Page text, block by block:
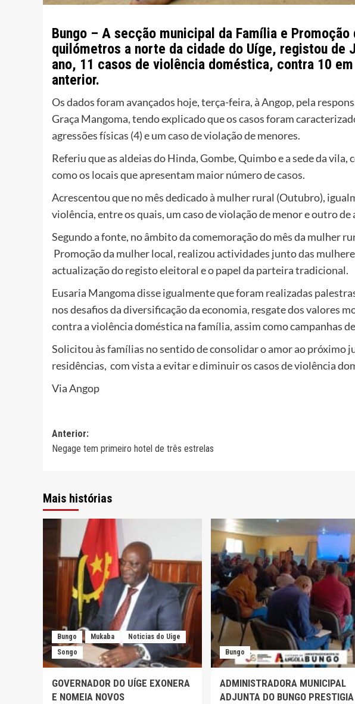
Bungo – A secção municipal da Família e Promoção
quilómetros a norte da cidade do Uíge, registou de
ano, 11 casos de violência doméstica, contra 10
anterior.
Os dados foram avançados hoje, terça-feira, à Angop, pela
Graça Mangoma, tendo explicado que os casos foram
agressões físicas (4) e um caso de violação de menores.
Referiu que as aldeias do Hinda, Gombe, Quimbo e a sede da vila,
como os locais que apresentam maior número de casos.
Acrescentou que no mês dedicado à mulher rural (Outubro),
violência, entre os quais, um caso de violação de menor e outro
Segundo a fonte, no âmbito da comemoração do mês da mulher
Promoção da mulher local, realizou actividades junto das
actualização do registo eleitoral e o papel da parteira tradicional.
Eusaria Mangoma disse igualmente que foram realizadas
nos desafios da diversificação da economia, resgate dos valores
contra a violência doméstica na família, assim como campanhas
Solicitou às famílias no sentido de consolidar o amor ao próximo
residências, com vista a evitar e diminuir os casos de violência
Via Angop
Navegação
de
Anterior:
Negage tem primeiro hotel de três estrelas
Mais histórias
Bungo Mukaba
Noticias do Uige
Songo
GOVERNADOR DO UÍGE EXONERA
E NOMEIA NOVOS
Bungo
ADMINISTRADORA MUNICIPAL
ADJUNTA DO BUNGO PRESTIGIA